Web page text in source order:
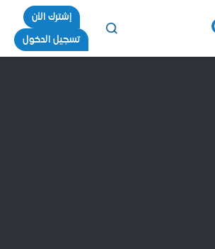
إشترك الأن
تسجيل الدخول